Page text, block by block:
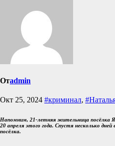
Отadmin
Окт 25, 2024 #криминал,
Напомним, 21-летняя жительница посёлка
20 апреля этого года. Спустя несколько
посёлка.